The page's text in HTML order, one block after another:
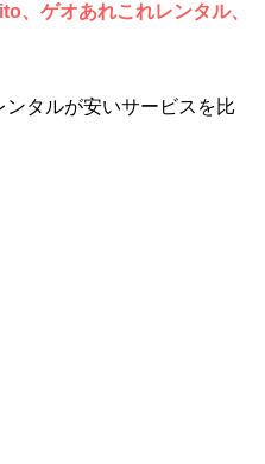
、ゲオあれこれレンタル、
タルが安いサービスを比